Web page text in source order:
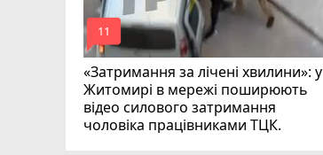
«Затримання за лічені хвилини»: у
Житомирі в мережі поширюють
відео силового затримання
чоловіка працівниками ТЦК.
mode_comment
11